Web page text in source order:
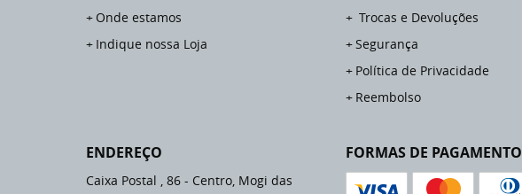
Onde estamos
Indique nossa Loja
Trocas e Devoluções
Segurança
Política de Privacidade
Reembolso
ENDEREÇO
Caixa Postal , 86 - Centro, Mogi das
FORMAS DE PAGAMENTO